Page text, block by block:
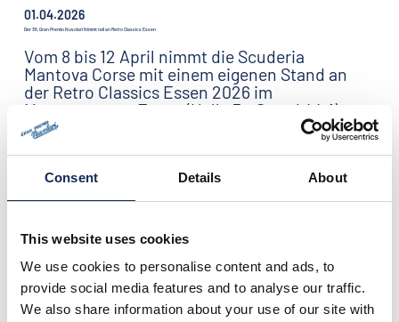
Consent Details About
This website uses cookies
We use cookies to personalise content and ads, to
provide social media features and to analyse our traffic.
We also share information about your use of our site with
01.04.2026
Der 36. Gran Premio Nuvolari Nimmt teil an Retro Classics Essen
Vom 8 bis 12 April nimmt die Scuderia
Mantova Corse mit einem eigenen Stand an
der Retro Classics Essen 2026 im
Messezentrum Essen (Halle 3 - Stand 44.1)
teil, der weltweit wichtigsten Veranstaltung
für Sammlerfahrzeuge, die zum ersten Mal
im Ruhrgebiet stattfindet.